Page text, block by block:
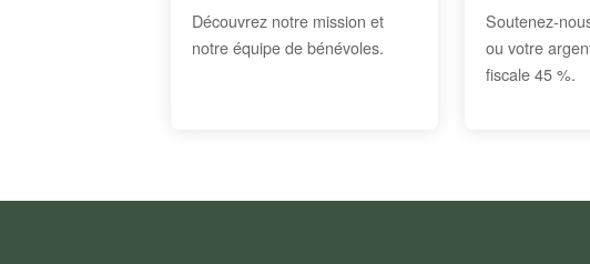
Découvrez notre mission et
notre équipe de bénévoles.
Soutenez-
ou votre
fiscale 45 %.